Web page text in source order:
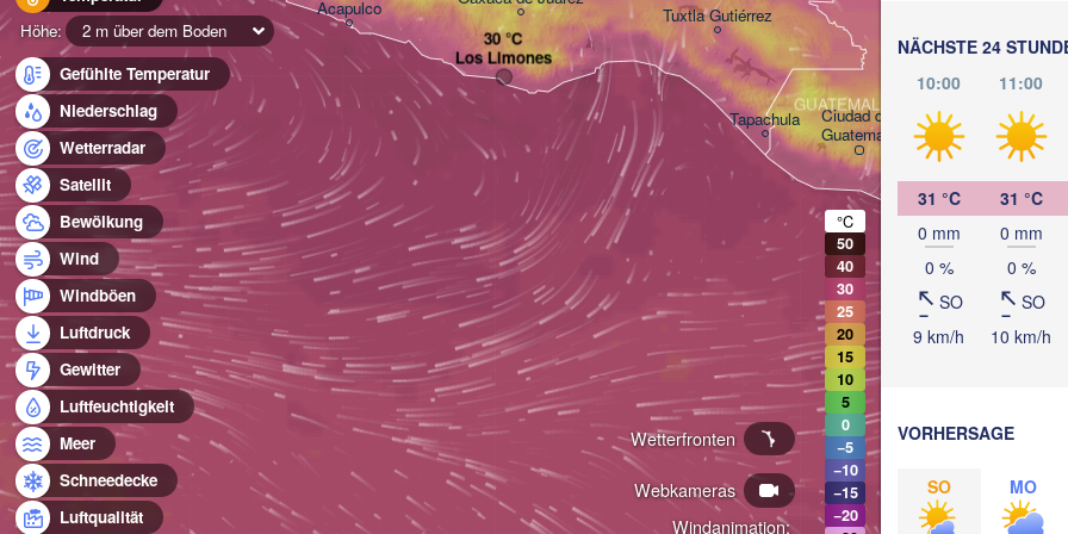
NÄCHSTE 24
10:00
11:00
31 °C
0 mm
0 %
SO
9 km/h
31 °C
0 mm
0 %
SO
10 km/h
VORHERSAGE
SO MO
Höhe:
2 m über dem Boden
Gefühlte Temperatur
Niederschlag
Wetterradar
Satellit
Bewölkung
Wind
Windböen
Luftdruck
Gewitter
Luftfeuchtigkeit
Meer
Schneedecke
Luftqualität
Windanimation:
Webkameras
Wetterfronten
Ciudad de
Guatemala
Acapulco Tuxtla Gutiérrez
Tapachula
GUATEMALA
Tegucigalpa
San Pedro Sula
San Salvador
Los Limones
°C
50
40
30
25
20
15
10
5
0
−5
−10
−15
−20